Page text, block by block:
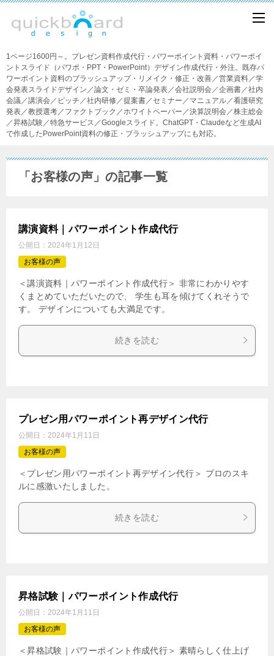
1ページ1600円～。プレゼン資料作成代行・パワーポイント資料・パワーポイ
ントスライド（パワポ・PPT・PowerPoint）デザイン作成代行・外注。既存パ
ワーポイント資料のブラッシュアップ・リメイク・修正・改善／営業資料／学
会発表スライドデザイン／論文・ゼミ・卒論発表／会社説明会／企画書／社内
会議／講演会／ピッチ／社内研修／提案書／セミナー／マニュアル／看護研究
発表／教授選考／ファクトブック／ホワイトペーパー／決算説明会／株主総会
／昇格試験／特急サービス／Googleスライド。ChatGPT・Claudeなど生成AI
で作成したPowerPoint資料の修正・ブラッシュアップにも対応。
「お客様の声」の記事一覧
講演資料｜パワーポイント作成代行
公開日： 2024年1月12日
お客様の声
＜講演資料｜パワーポイント作成代行＞ 非常にわかりやす
くまとめていただいたので、 学生も耳を傾けてくれそうで
す。 デザインについても大満足です。
続きを読む
プレゼン用パワーポイント再デザイン代行
公開日： 2024年1月11日
お客様の声
＜プレゼン用パワーポイント再デザイン代行＞ プロのスキ
ルに感激いたしました。
続きを読む
昇格試験｜パワーポイント作成代行
公開日： 2024年1月11日
お客様の声
＜昇格試験｜パワーポイント作成代行＞ 素晴らしく仕上げ